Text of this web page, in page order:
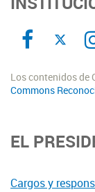
Los contenidos de
Commons
EL
Cargos y